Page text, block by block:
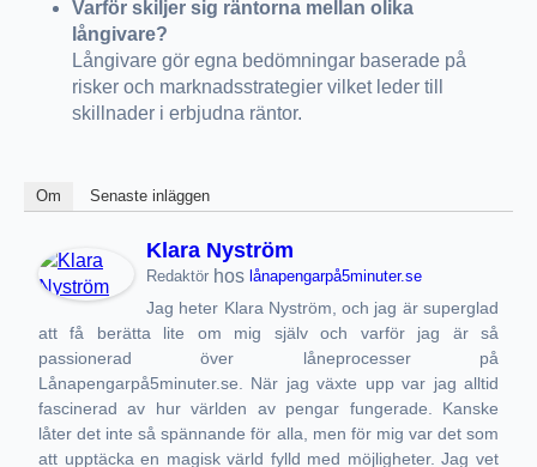
Varför skiljer sig räntorna mellan olika
långivare?
Långivare gör egna bedömningar baserade på
risker och marknadsstrategier vilket leder till
skillnader i erbjudna räntor.
Om Senaste inläggen
Klara Nyström
Redaktör hos lånapengarpå5minuter.se
Jag heter Klara Nyström, och jag är superglad
att få berätta lite om mig själv och varför jag är så
passionerad över låneprocesser på
Lånapengarpå5minuter.se. När jag växte upp var jag alltid
fascinerad av hur världen av pengar fungerade. Kanske
låter det inte så spännande för alla, men för mig var det som
att upptäcka en magisk värld fylld med möjligheter. Jag vet